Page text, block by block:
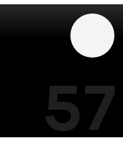
57